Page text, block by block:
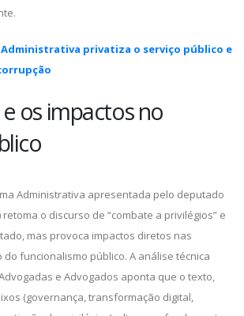
Administrativa privatiza o serviço público e
os impactos no
Administrativa apresentada pelo deputado
retoma o discurso de “combate a privilégios” e
mas provoca impactos diretos nas
funcionalismo público. A análise técnica
e Advogados aponta que o texto,
(governança, transformação digital,